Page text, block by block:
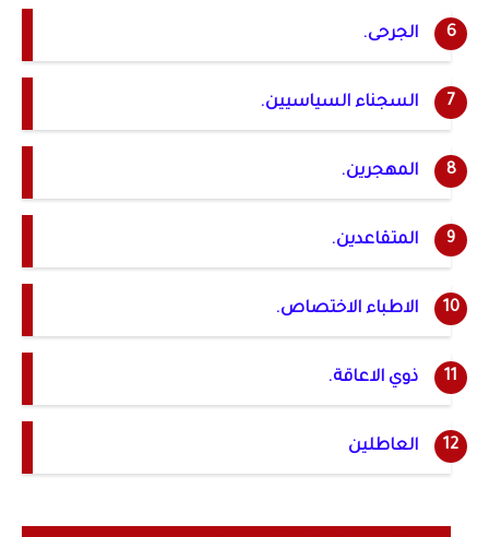
الجرحى.
السجناء السياسيين.
المهجرين.
المتقاعدين.
الاطباء الاختصاص.
ذوي الاعاقة.
العاطلين